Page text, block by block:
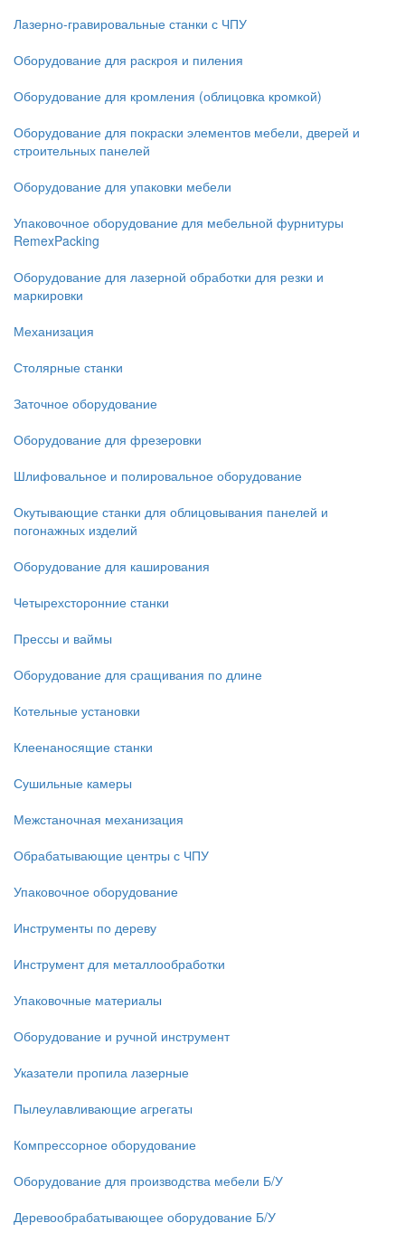
Лазерно-гравировальные станки с ЧПУ
Оборудование для раскроя и пиления
Оборудование для кромления (облицовка кромкой)
Оборудование для покраски элементов мебели, дверей и
строительных панелей
Оборудование для упаковки мебели
Упаковочное оборудование для мебельной фурнитуры
RemexPacking
Оборудование для лазерной обработки для резки и
маркировки
Механизация
Столярные станки
Заточное оборудование
Оборудование для фрезеровки
Шлифовальное и полировальное оборудование
Окутывающие станки для облицовывания панелей и
погонажных изделий
Оборудование для каширования
Четырехсторонние станки
Прессы и ваймы
Оборудование для сращивания по длине
Котельные установки
Клеенаносящие станки
Сушильные камеры
Межстаночная механизация
Обрабатывающие центры с ЧПУ
Упаковочное оборудование
Инструменты по дереву
Инструмент для металлообработки
Упаковочные материалы
Оборудование и ручной инструмент
Указатели пропила лазерные
Пылеулавливающие агрегаты
Компрессорное оборудование
Оборудование для производства мебели Б/У
Деревообрабатывающее оборудование Б/У